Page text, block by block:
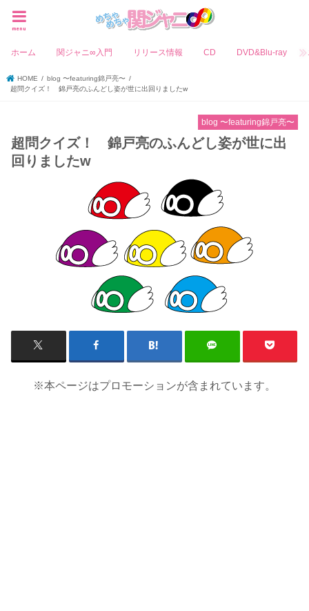
menu
ホーム 関ジャニ∞入門 リリース情報 CD DVD&Blu-ray
HOME
blog 〜featuring錦戸亮〜
超問クイズ！ 錦戸亮のふんどし姿が世に出回りましたw
blog 〜featuring錦戸亮〜
超問クイズ！ 錦戸亮のふんどし姿が世に出
回りましたw
※本ページはプロモーションが含まれています。